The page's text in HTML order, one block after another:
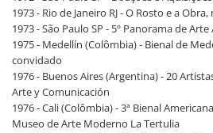
1973 - Rio de Janeiro RJ - O Rosto e a
1973 - São Paulo SP - 5º Panorama de
1975 - Medellín (Colômbia) - Bienal de
convidado
1976 - Buenos Aires (Argentina) - 20
Arte y Comunicación
1976 - Cali (Colômbia) - 3ª Bienal
Museo de Arte Moderno La Tertulia